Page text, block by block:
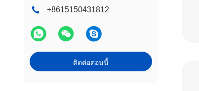
+8615150431812
ติดต่อตอนนี้